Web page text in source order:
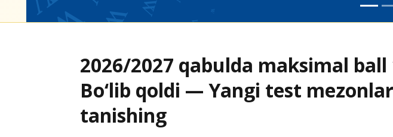
2026/2027 qabulda maksimal ball
Bo‘lib qoldi — Yangi test
tanishing